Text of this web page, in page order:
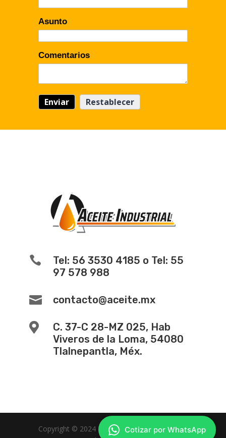
Asunto
Comentarios

Tel: 56 3530 4185 o Tel: 55
97 578 988
 contacto@aceite.mx

C. 37-C 28-MZ 025, Hab
Viveros de la Loma, 54080
Tlalnepantla, Méx.
Copyright © 2024 -
Diseño de Paginas Web
Cotizar por WhatsApp